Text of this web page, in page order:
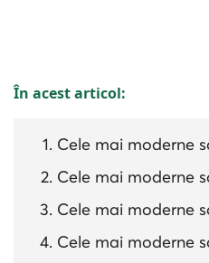
În acest articol:
Cele mai moderne
Cele mai moderne
Cele mai moderne
Cele mai moderne